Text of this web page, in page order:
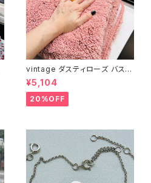
vintage ダスティローズ バスマ
ット
¥5,104
20%OFF